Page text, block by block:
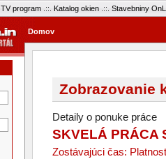
TV program.::. Katalog okien.::. Stavebniny
Domov
Zobrazovanie
Detaily o ponuke práce
SKVELÁ PRÁCA
Zostávajúci čas: